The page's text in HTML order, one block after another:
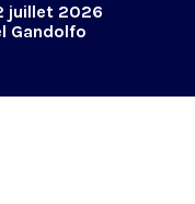
juillet 2026
Gandolfo